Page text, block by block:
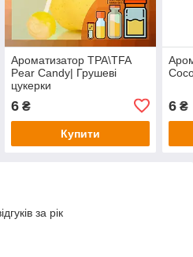
Ароматизатор TPA\TFA
Pear Candy| Грушеві
цукерки
6₴
Купити
6 ₴
за рік